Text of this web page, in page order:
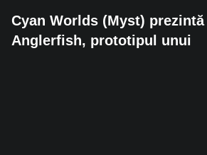
Cyan Worlds (Myst) prezintă
Anglerfish, prototipul unui